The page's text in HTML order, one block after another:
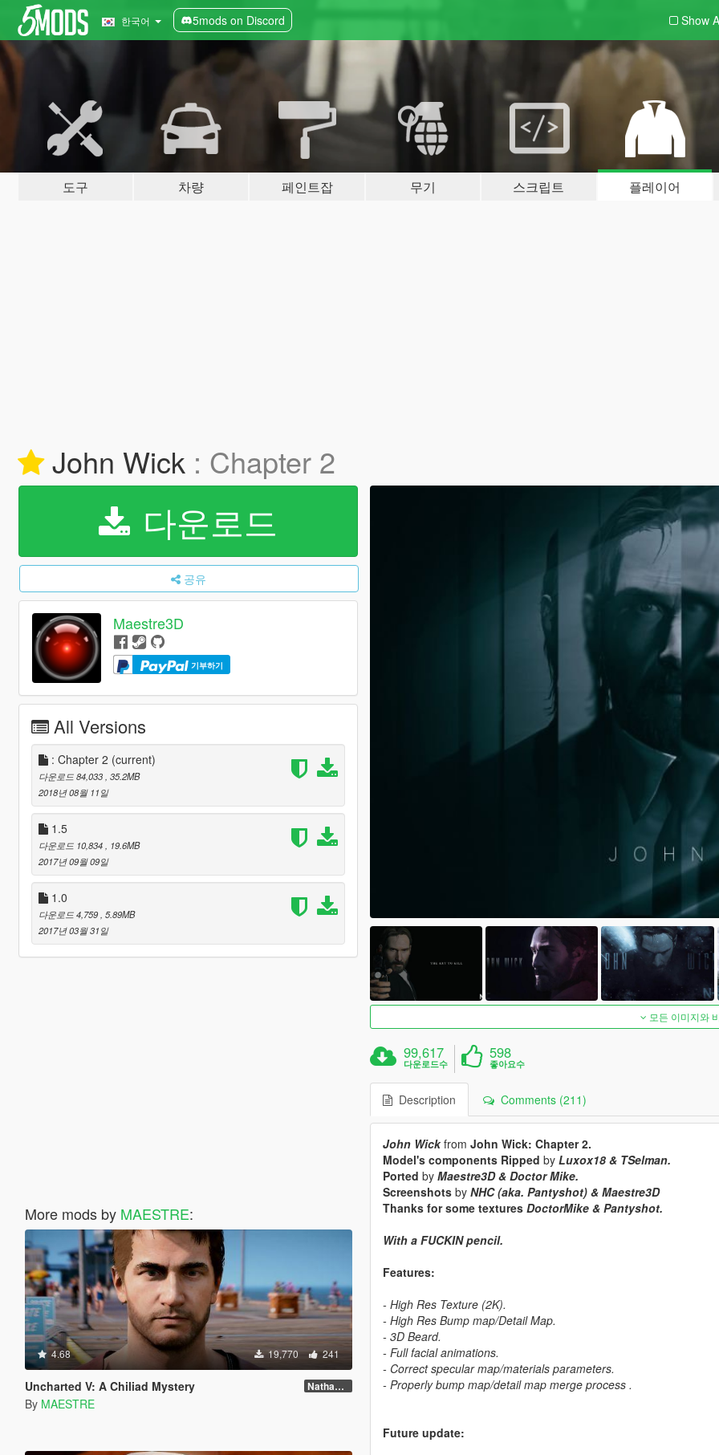
한국어 5mods on Discord Show
도구 차량 페인트잡 무기 스크립트 플레이어
John Wick : Chapter 2
다운로드
공유
Maestre3D
기부하기
All Versions
: Chapter 2 (current)
다운로드 84,033 , 35.2MB
2018년 08월 11일
1.5
다운로드 10,834
, 19.6MB
2017년 09월 09일
1.0
다운로드 4,759 , 5.89MB
2017년 03월 31일
More mods by MAESTRE:
4.68 19,770 241
Uncharted V: A Chiliad Mystery Nathan Drake from Uncharted 4 -Beta-
By MAESTRE
모든 이미지와
99,617
다운로드수
598
좋아요수
Description Comments (211)
John Wickfrom John Wick: Chapter 2.
Model's components Ripped by Luxox18 & TSelman.
Ported by Maestre3D & Doctor Mike.
Screenshotsby NHC (aka. Pantyshot) & Maestre3D
Thanks for some textures DoctorMike & Pantyshot.
With a FUCKINpencil.
Features:
- High Res Texture (2K).
- High Res Bump map/Detail Map.
- 3D Beard.
- Full facial animations.
- Correct specular map/materials parameters.
- Properly bump map/detail map merge process .
Future update: